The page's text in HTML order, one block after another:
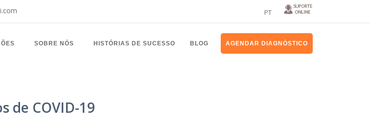
PT
SOBRE NÓS HISTÓRIAS DE SUCESSO BLOG AGENDAR DIAGNÓSTICO
de COVID-19